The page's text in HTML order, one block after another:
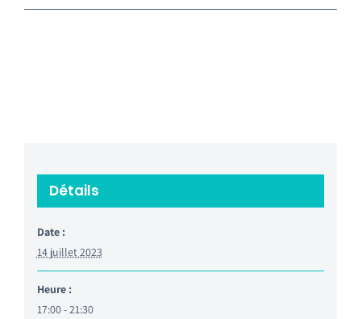
Détails
Date :
14 juillet 2023
Heure :
17:00 - 21:30